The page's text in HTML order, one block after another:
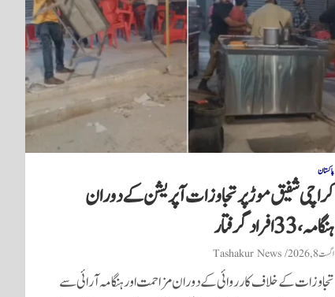
پاکستان
کراچی شفیق موڑ پر تجاوزات آپریشن کے دوران
ہنگامہ، 33 افراد گرفتار
اگست 8, 2026 Tashakur News
تجاوزات کے خلاف کارروائی کے دوران مزاحمت اور ہنگامہ آرائی سے